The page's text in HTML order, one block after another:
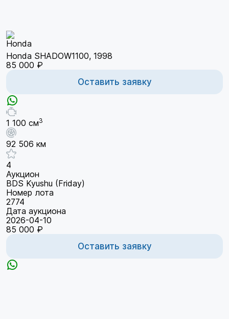
Honda SHADOW1100, 1998
85 000 ₽
Оставить заявку
1 100 см3
92 506 км
4
Аукцион
BDS Kyushu (Friday)
Номер лота
2774
Дата аукциона
2026-04-10
85 000 ₽
Оставить заявку